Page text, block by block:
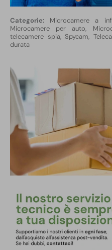
Microcamere a
Microcamere per auto,
telecamere spia, Spycam,
durata